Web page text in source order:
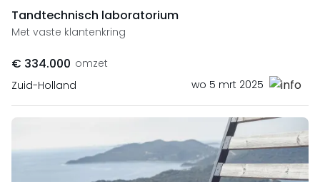
Tandtechnisch laboratorium
Met vaste klantenkring
€ 334.000 omzet
Zuid-Holland
wo 5 mrt 2025